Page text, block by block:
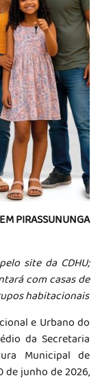
PIRASSUNUNGA
site da CDHU;
com casas de
habitacionais
e Urbano do
da Secretaria
Municipal de
de junho de 2026,